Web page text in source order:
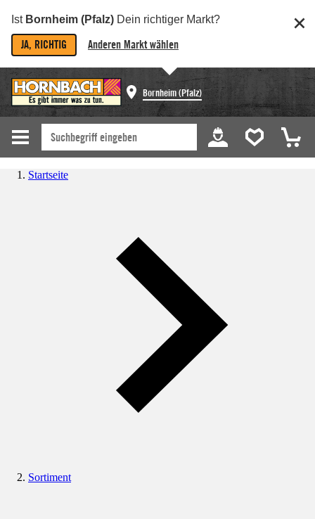
Ist Bornheim (Pfalz) Dein richtiger Markt?
JA, RICHTIG Anderen Markt wählen
Bornheim (Pfalz)
Startseite
Sortiment